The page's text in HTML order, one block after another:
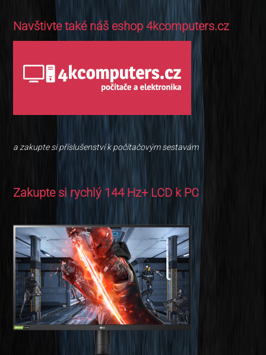
Navštivte také náš eshop 4kcomputers.cz
a zakupte si příslušenství k počítačovým sestavám
Zakupte si rychlý 144 Hz+ LCD k PC